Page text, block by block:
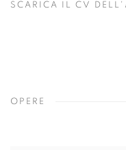
SCARICA IL CV
OPERE